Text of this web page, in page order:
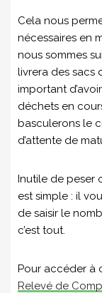
Cela nous
nécessaires en
nous sommes
livrera des sacs
important
déchets en
basculerons le
d’attente de
Inutile de peser
est simple : il
de saisir le
c’est tout.
Pour accéder à
Relevé de